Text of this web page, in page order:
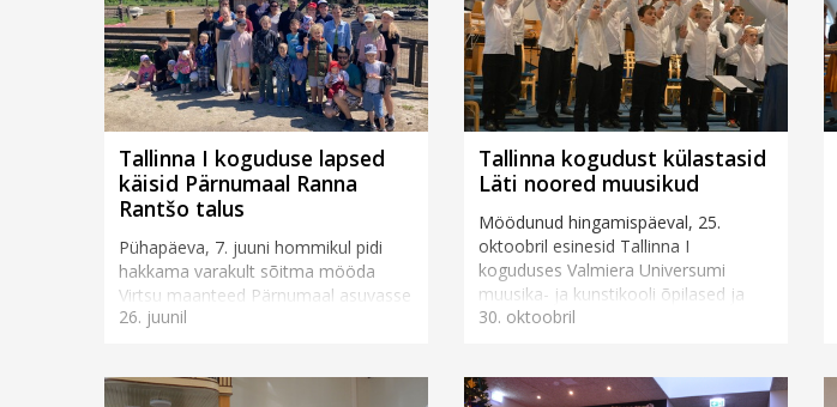
Tallinna I koguduse lapsed
käisid Pärnumaal Ranna
Rantšo talus
Pühapäeva, 7. juuni hommikul pidi
hakkama varakult sõitma mööda
Virtsu maanteed Pärnumaal asuvasse
Ranna Rantšo tallu. Keskpäevaks oli
26. juunil
Tallinna kogudust külastasid
Läti noored muusikud
Möödunud hingamispäeval, 25.
oktoobril esinesid Tallinna I
koguduses Valmiera Universumi
muusika- ja kunstikooli õpilased ja
mõned Eesti noored pillimängijad.
30. oktoobril